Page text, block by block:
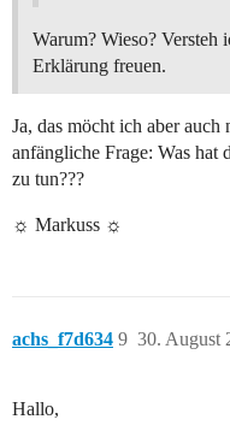
Warum? Wieso?
Erklärung freuen.
Ja, das möcht ich aber
anfängliche Frage: Was hat
zu tun???
☼ Markuss ☼
achs_f7d634 30. August
9
Hallo,